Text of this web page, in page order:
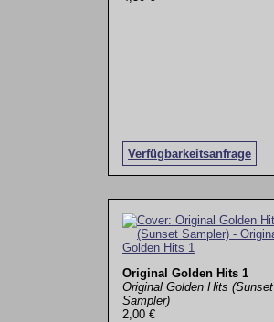
Verfügbarkeitsanfrage
Original Golden Hits 1
Original Golden Hits (Sunset
Sampler)
2,00 €